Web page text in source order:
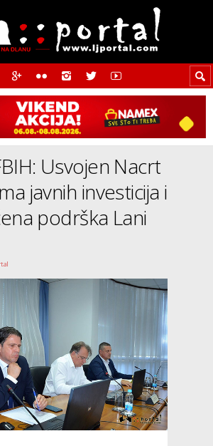
Usvojen Nacrt
javnih investicija i
podrška Lani